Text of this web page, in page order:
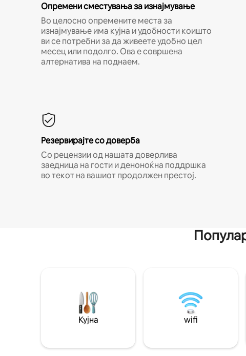
Опремени сместувања за изнајмување
Во целосно опремените места за
изнајмување има кујна и удобности коишто
ви се потребни за да живеете удобно цел
месец или подолго. Ова е совршена
алтернатива на поднаем.
Резервирајте со доверба
Со рецензии од нашата доверлива
заедница на гости и деноноќна поддршка
во текот на вашиот продолжен престој.
Кујна wifi